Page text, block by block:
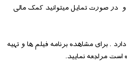
در صورت تمایل میتوانید کمک مالی
دارد . برای مشاهده برنامه فیلم ها و تهیه
مراجعه نمایید.